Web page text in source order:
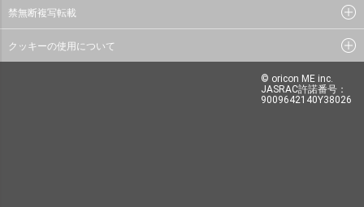
禁無断複写転載
クッキーの使用について
© oricon ME inc.
JASRAC許諾番号：
9009642140Y38026